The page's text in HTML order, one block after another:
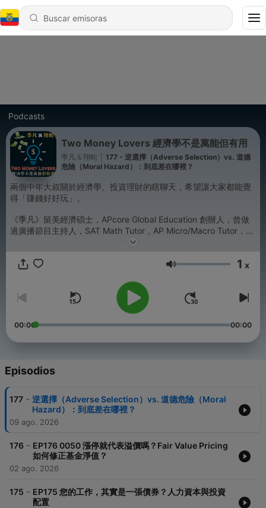
Podcasts
Two Money Lovers 經濟學不是萬能但有用
季凡 & 翔蛇
177 - 逆選擇（Adverse Selection）vs. 道德
危險（Moral Hazard）：到底差在哪裡？
兩個中年大叔關於經濟學、投資理財的瞎聊天，希望讓大家都能覺
得「賺錢好好玩」。
《季凡》留美經濟碩士，APcore Global Education 創辦人，曾做
過廣播節目主持人，SAT Math Tutor，AP Micro/Macro Tutor，
補習班統計學、財務管理學名師，大學兼任教授，科技製造業技術
每週更新一集，一般於每週日上傳。
大家若有什麼問題？或另外想聽什麼內容？
歡迎大家可用 Line 來詢問或建議
Volumen 1 x
00:00 00:00
Episodios
177 - 逆選擇（Adverse Selection）vs. 道德危險（Moral
Hazard）：到底差在哪裡？
09 ago. 2026
176 - EP176 0050 漲停就代表溢價嗎？Fair Value Pricing
如何修正基金淨值？
02 ago. 2026
175 - EP175 您的工作，其實是一張債券？人力資本與投資
配置